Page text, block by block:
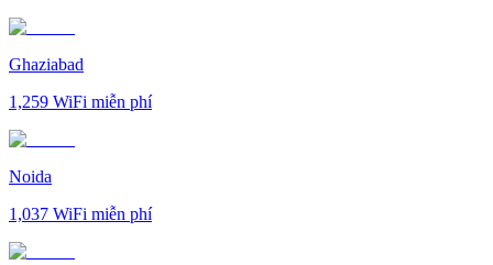
Ghaziabad
1,259 WiFi miễn phí
Noida
1,037 WiFi miễn phí